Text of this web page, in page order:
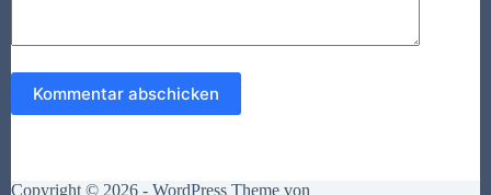
Kommentar abschicken
Copyright © 2026 - WordPress Theme von